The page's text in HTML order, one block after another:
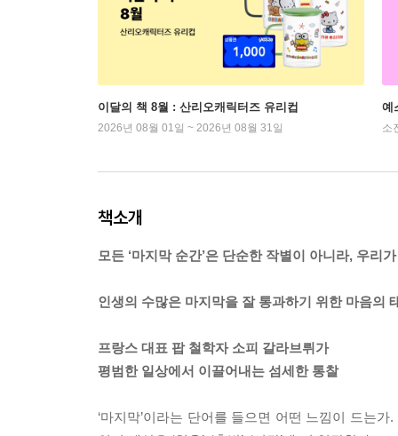
이달의 책 8월 : 산리오캐릭터즈 유리컵
2026년 08월 01일 ~ 2026년 08월 31일
예
소
책소개
모든 ‘마지막 순간’은 단순한 작별이 아니라, 우리
인생의 수많은 마지막을 잘 통과하기 위한 마음의
프랑스 대표 팝 철학자 소피 갈라브뤼가
평범한 일상에서 이끌어내는 섬세한 통찰
‘마지막’이라는 단어를 들으면 어떤 느낌이 드는